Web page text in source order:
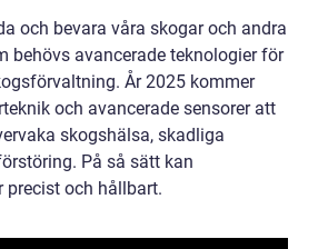
och bevara våra skogar och andra
behövs avancerade teknologier för
År 2025 kommer
och avancerade sensorer att
skogshälsa, skadliga
På så sätt kan
precist och hållbart.